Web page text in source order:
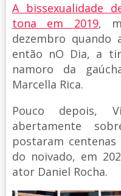
A bissexualidade
tona em 2019,
dezembro quando
então nO Dia, a
namoro da
Marcella Rica.
Pouco depois,
abertamente
postaram
do noivado, em
ator Daniel Rocha.